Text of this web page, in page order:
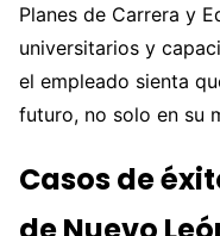
Planes de Carrera y
universitarios y
el empleado sienta
futuro, no solo en su
Casos de